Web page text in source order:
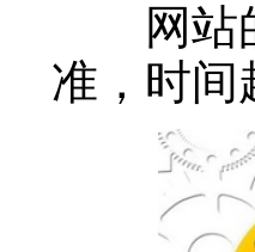
网站的
准，时间